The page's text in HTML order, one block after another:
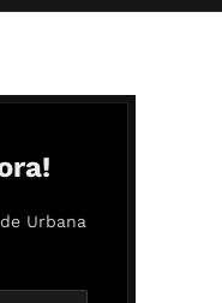
Urbana